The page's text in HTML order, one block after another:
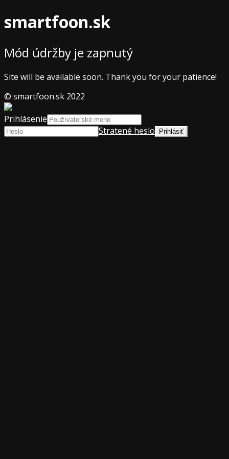
smartfoon.sk
Mód údržby je zapnutý
Site will be available soon. Thank you for your patience!
© smartfoon.sk 2022
Prihlásenie
Stratené heslo